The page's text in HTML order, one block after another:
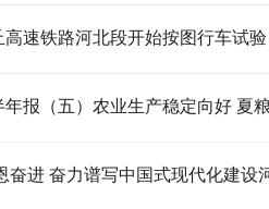
速铁路河北段开始按图行车试验